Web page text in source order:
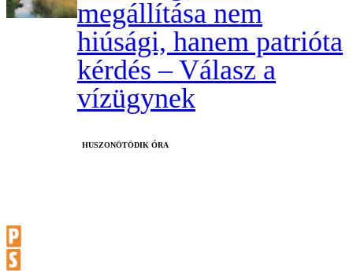
megállítása nem
hiúsági, hanem patrióta
kérdés – Válasz a
vízügynek
HUSZONÖTÖDIK ÓRA